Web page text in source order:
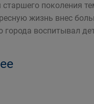
старшего поколения
жизнь внес
города воспитывал